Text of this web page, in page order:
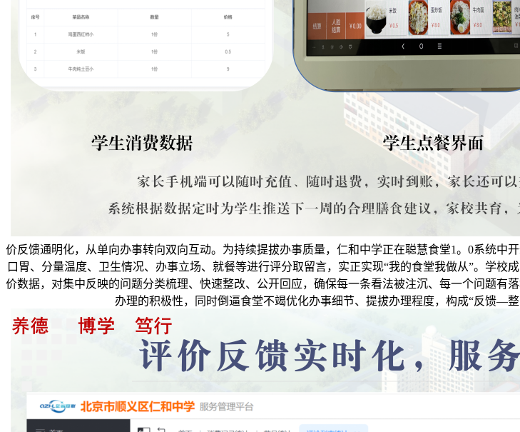
价反馈通明化，从单向办事转向双向互动。为持续提拔办事质量，仁和中学正在聪慧食堂1。0系统
口胃、分量温度、卫生情况、办事立场、就餐等进行评分取留言，实正实现“我的食堂我做从”。学
价数据，对集中反映的问题分类梳理、快速整改、公开回应，确保每一条看法被注沉、每一个问题
办理的积极性，同时倒逼食堂不竭优化办事细节、提拔办理程度，构成“反馈—